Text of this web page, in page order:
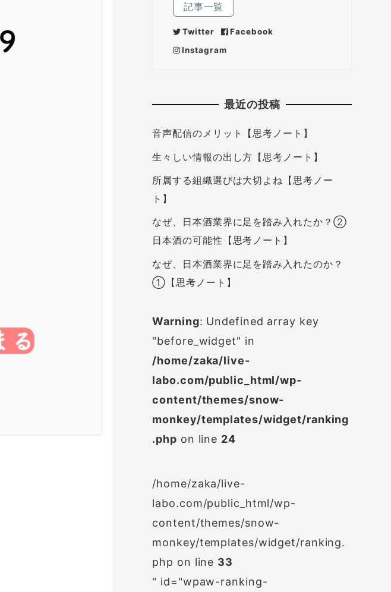
記事一覧
Twitter
Facebook
Instagram
最近の投稿
音声配信のメリット【思考ノート】
生々しい情報の出し方【思考ノート】
所属する組織選びは大切よね【思考ノー
ト】
なぜ、日本酒業界に足を踏み入れたか？②
日本酒の可能性【思考ノート】
なぜ、日本酒業界に足を踏み入れたのか？
①【思考ノート】
Warning: Undefined array key
"before_widget" in
/home/zaka/live-
labo.com/public_html/wp-
content/themes/snow-
monkey/templates/widget/ranking
.php on line 24
/home/zaka/live-
labo.com/public_html/wp-
content/themes/snow-
monkey/templates/widget/ranking.
php on line 33
" id="wpaw-ranking-